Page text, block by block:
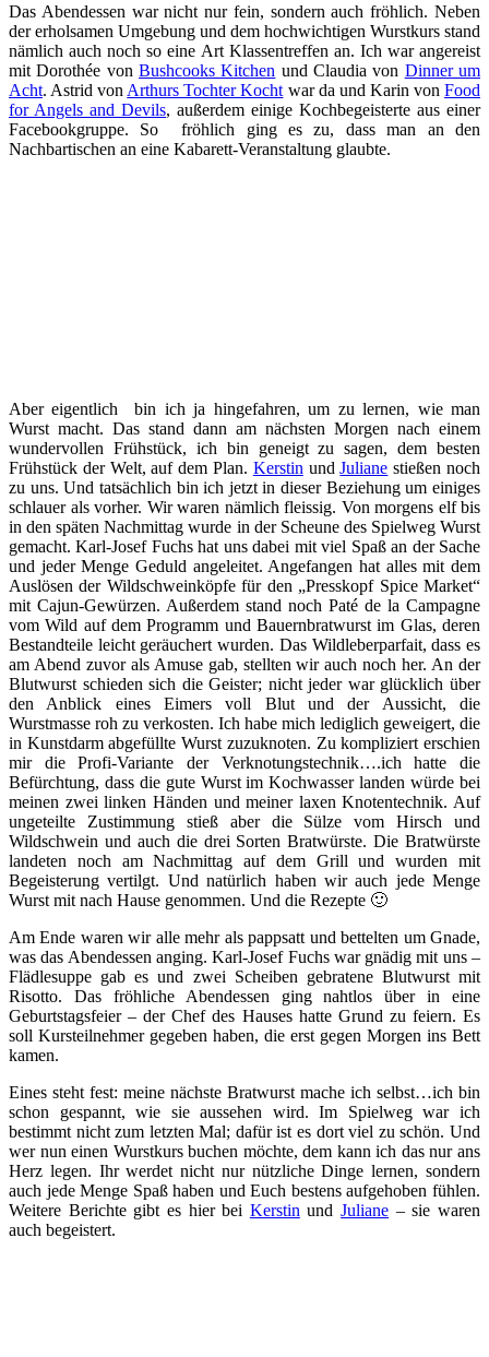
Das Abendessen war nicht nur fein, sondern auch fröhlich. Neben
der erholsamen Umgebung und dem hochwichtigen Wurstkurs stand
nämlich auch noch so eine Art Klassentreffen an. Ich war angereist
mit Dorothée von Bushcooks Kitchen und Claudia von Dinner um
Acht. Astrid von Arthurs Tochter Kocht war da und Karin vonFood
for Angels and Devils, außerdem einige Kochbegeisterte aus einer
Facebookgruppe. So fröhlich ging es zu, dass man an den
Nachbartischen an eine Kabarett-Veranstaltung glaubte.
Aber eigentlich bin ich ja hingefahren, um zu lernen, wie man
Wurst macht. Das stand dann am nächsten Morgen nach einem
wundervollen Frühstück, ich bin geneigt zu sagen, dem besten
Frühstück der Welt, auf dem Plan. Kerstin undJuliane stießen noch
zu uns. Und tatsächlich bin ich jetzt in dieser Beziehung um einiges
schlauer als vorher. Wir waren nämlich fleissig. Von morgens elf bis
in den späten Nachmittag wurde in der Scheune des Spielweg Wurst
gemacht. Karl-Josef Fuchs hat uns dabei mit viel Spaß an der Sache
und jeder Menge Geduld angeleitet. Angefangen hat alles mit dem
Auslösen der Wildschweinköpfe für den „Presskopf Spice Market“
mit Cajun-Gewürzen. Außerdem stand noch Paté de la Campagne
vom Wild auf dem Programm und Bauernbratwurst im Glas, deren
Bestandteile leicht geräuchert wurden. Das Wildleberparfait, dass es
am Abend zuvor als Amuse gab, stellten wir auch noch her. An der
Blutwurst schieden sich die Geister; nicht jeder war glücklich über
den Anblick eines Eimers voll Blut und der Aussicht, die
Wurstmasse roh zu verkosten. Ich habe mich lediglich geweigert, die
in Kunstdarm abgefüllte Wurst zuzuknoten. Zu kompliziert erschien
mir die Profi-Variante der Verknotungstechnik….ich hatte die
Befürchtung, dass die gute Wurst im Kochwasser landen würde bei
meinen zwei linken Händen und meiner laxen Knotentechnik. Auf
ungeteilte Zustimmung stieß aber die Sülze vom Hirsch und
Wildschwein und auch die drei Sorten Bratwürste. Die Bratwürste
landeten noch am Nachmittag auf dem Grill und wurden mit
Begeisterung vertilgt. Und natürlich haben wir auch jede Menge
Wurst mit nach Hause genommen. Und die Rezepte 🙂
Am Ende waren wir alle mehr als pappsatt und bettelten um Gnade,
was das Abendessen anging. Karl-Josef Fuchs war gnädig mit uns –
Flädlesuppe gab es und zwei Scheiben gebratene Blutwurst mit
Risotto. Das fröhliche Abendessen ging nahtlos über in eine
Geburtstagsfeier – der Chef des Hauses hatte Grund zu feiern. Es
soll Kursteilnehmer gegeben haben, die erst gegen Morgen ins Bett
kamen.
Eines steht fest: meine nächste Bratwurst mache ich selbst…ich bin
schon gespannt, wie sie aussehen wird. Im Spielweg war ich
bestimmt nicht zum letzten Mal; dafür ist es dort viel zu schön. Und
wer nun einen Wurstkurs buchen möchte, dem kann ich das nur ans
Herz legen. Ihr werdet nicht nur nützliche Dinge lernen, sondern
auch jede Menge Spaß haben und Euch bestens aufgehoben fühlen.
Weitere Berichte gibt es hier bei Kerstin undJuliane – sie waren
auch begeistert.